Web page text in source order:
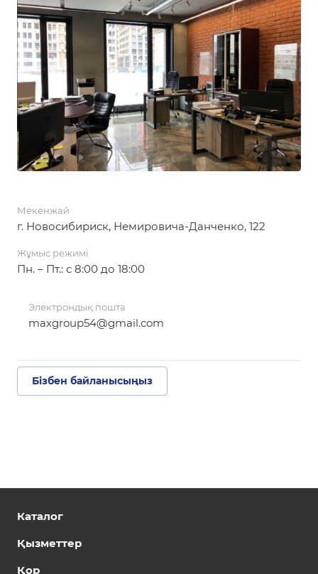
Мекенжай
г. Новосибириск, ​Немировича-Данченко, 122
Жұмыс режимі
Пн. – Пт.: с 8:00 до 18:00
Электрондық пошта
maxgroup54@gmail.com
Бізбен байланысыңыз
Каталог
Қызметтер
Қор